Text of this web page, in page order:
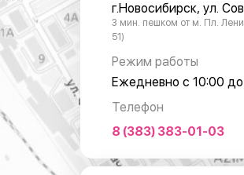
г.Новосибирск, ул.
3 мин. пешком от м. Пл.
51)
Режим работы
Ежедневно с 10:00 до
Телефон
8 (383) 383-01-03